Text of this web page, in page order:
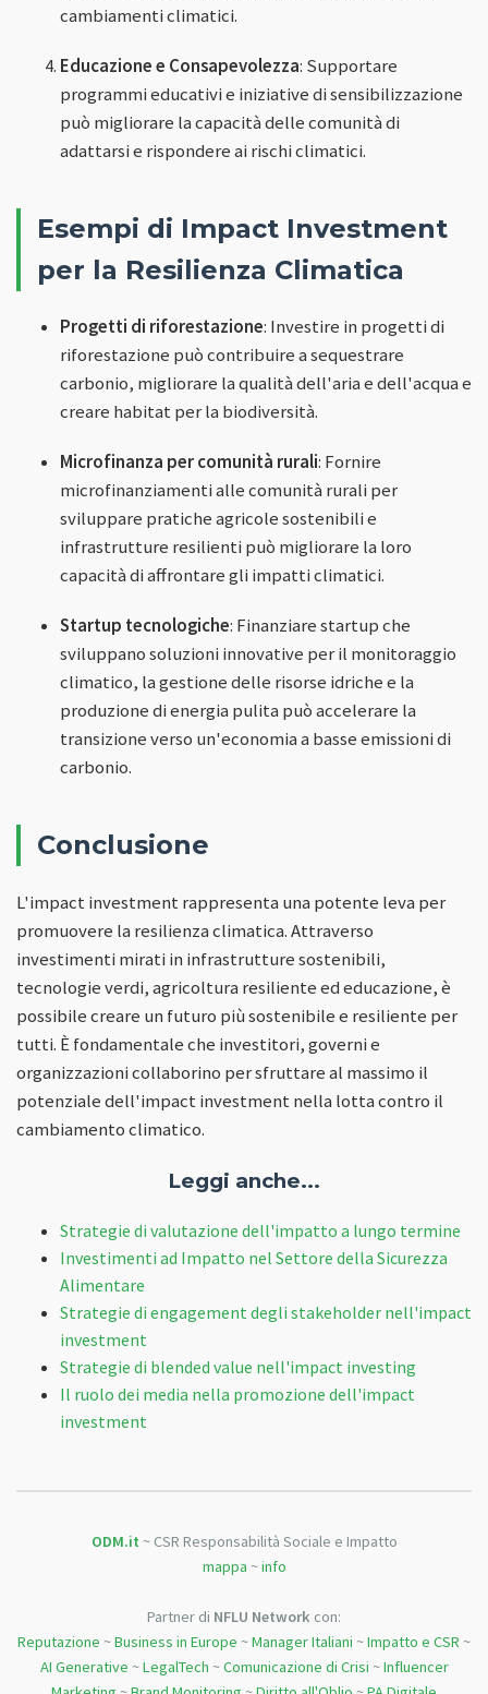
cambiamenti climatici.
Educazione e Consapevolezza: Supportare
programmi educativi e iniziative di sensibilizzazione
può migliorare la capacità delle comunità di
adattarsi e rispondere ai rischi climatici.
Esempi di Impact Investment
per la Resilienza Climatica
Progetti di riforestazione: Investire in progetti di
riforestazione può contribuire a sequestrare
carbonio, migliorare la qualità dell'aria e dell'acqua e
creare habitat per la biodiversità.
Microfinanza per comunità rurali: Fornire
microfinanziamenti alle comunità rurali per
sviluppare pratiche agricole sostenibili e
infrastrutture resilienti può migliorare la loro
capacità di affrontare gli impatti climatici.
Startup tecnologiche: Finanziare startup che
sviluppano soluzioni innovative per il monitoraggio
climatico, la gestione delle risorse idriche e la
produzione di energia pulita può accelerare la
transizione verso un'economia a basse emissioni di
carbonio.
Conclusione
L'impact investment rappresenta una potente leva per
promuovere la resilienza climatica. Attraverso
investimenti mirati in infrastrutture sostenibili,
tecnologie verdi, agricoltura resiliente ed educazione, è
possibile creare un futuro più sostenibile e resiliente per
tutti. È fondamentale che investitori, governi e
organizzazioni collaborino per sfruttare al massimo il
potenziale dell'impact investment nella lotta contro il
cambiamento climatico.
Leggi anche...
Strategie di valutazione dell'impatto a lungo termine
Investimenti ad Impatto nel Settore della Sicurezza
Alimentare
Strategie di engagement degli stakeholder nell'impact
investment
Strategie di blended value nell'impact investing
Il ruolo dei media nella promozione dell'impact
investment
ODM.it ~ CSR Responsabilità Sociale e Impatto
mappa ~info
Partner di NFLU Network con:
Reputazione ~Business in Europe ~Manager Italiani ~Impatto e CSR ~
AI Generative ~LegalTech ~Comunicazione di Crisi ~Influencer